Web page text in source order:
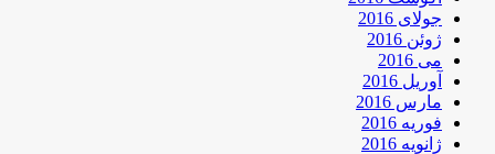
جولای 2016
ژوئن 2016
می 2016
آوریل 2016
مارس 2016
فوریه 2016
ژانویه 2016